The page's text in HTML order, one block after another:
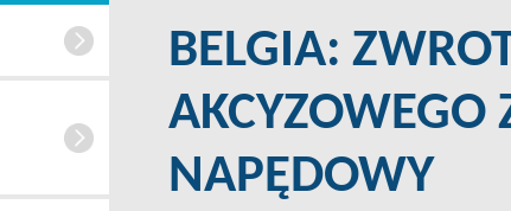
BELGIA:
AKCYZOWEGO
NAPĘDOWY